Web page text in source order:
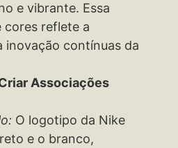
e vibrante. Essa
cores reflete a
inovação contínuas da
Associações
O logotipo da Nike
e o branco,